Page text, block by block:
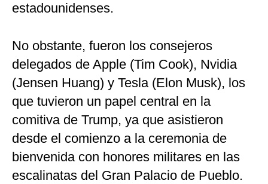
estadounidenses.
No obstante, fueron los consejeros
delegados de Apple (Tim Cook), Nvidia
(Jensen Huang) y Tesla (Elon Musk), los
que tuvieron un papel central en la
comitiva de Trump, ya que asistieron
desde el comienzo a la ceremonia de
bienvenida con honores militares en las
escalinatas del Gran Palacio de Pueblo.